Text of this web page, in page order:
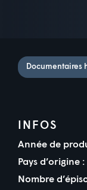
Documentaires
INFOS
Année de
Pays d’origine :
Nombre